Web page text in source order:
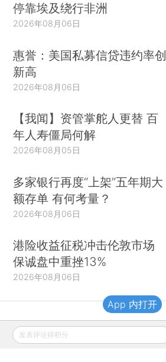
停靠埃及绕行非洲
2026年08月06日
惠誉：美国私募信贷违约率创
新高
2026年08月06日
【我闻】资管掌舵人更替 百
年人寿僵局何解
2026年08月05日
多家银行再度“上架”五年期大
额存单 有何考量？
2026年08月06日
港险收益征税冲击伦敦市场
保诚盘中重挫13%
2026年08月06日
财新移动
发表评论得积分
App 内打开